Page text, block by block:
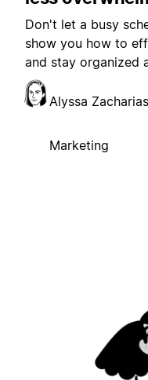
Don't let a busy
show you how to
and stay organized
Alyssa Zacharias
Marketing